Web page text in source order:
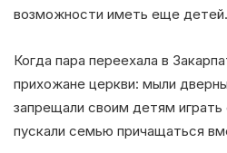
возможности иметь еще детей.
Когда пара переехала в
прихожане церкви: мыли
запрещали своим детям
пускали семью причащаться